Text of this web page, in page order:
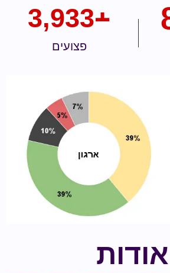
פצועים
﬩3,933
אודות